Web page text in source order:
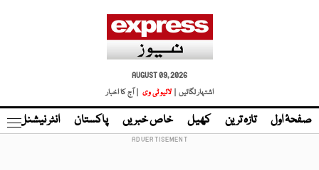
AUGUST 09, 2026
اشتہار لگائیں |
لائیو ٹی وی | آج کا اخبار
صفحۂ اول تازہ ترین کھیل خاص خبریں پاکستان انٹر نیشنل